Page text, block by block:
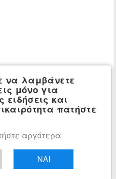
να λαμβάνετε
μόνο για
ειδήσεις και
πατήστε
αργότερα
ΝΑΙ